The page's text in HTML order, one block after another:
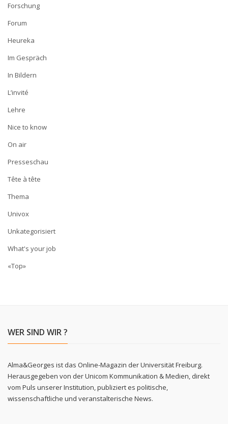
Forschung
Forum
Heureka
Im Gespräch
In Bildern
L’invité
Lehre
Nice to know
On air
Presseschau
Tête à tête
Thema
Univox
Unkategorisiert
What's your job
«Top»
WER SIND WIR ?
Alma&Georges ist das Online-Magazin der Universität Freiburg.
Herausgegeben von der Unicom Kommunikation & Medien, direkt
vom Puls unserer Institution, publiziert es politische,
wissenschaftliche und veranstalterische News.